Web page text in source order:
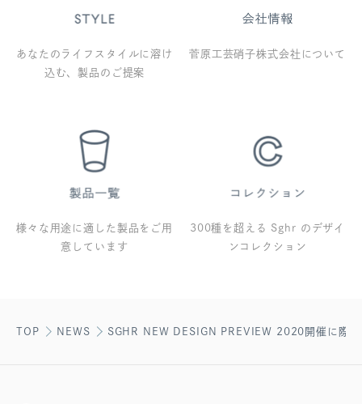
あなたのライフスタイルに溶け
込む、製品のご提案
菅原工芸硝子株式会社について
様々な用途に適した製品をご用
意しています
300種を超える Sghr のデザイ
ンコレクション
TOP NEWS SGHR NEW DESIGN PREVIEW 2020開催に際